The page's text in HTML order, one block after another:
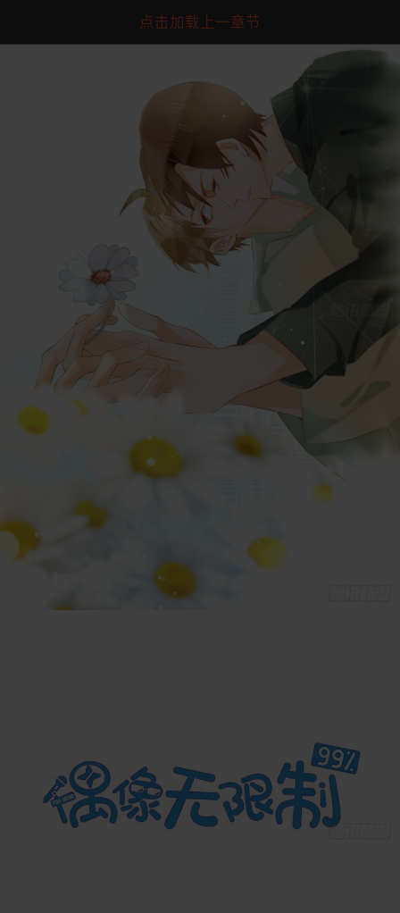
点击加载上一章节